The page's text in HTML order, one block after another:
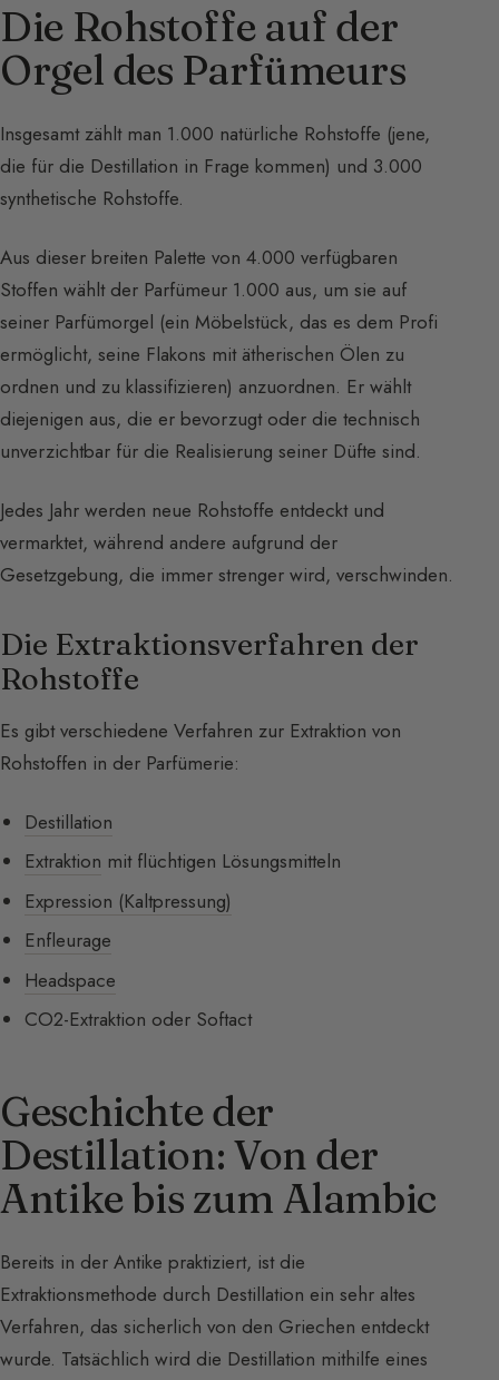
Die Rohstoffe auf der
Orgel des Parfümeurs
Insgesamt zählt man 1.000 natürliche Rohstoffe (jene,
die für die Destillation in Frage kommen) und 3.000
synthetische Rohstoffe.
Aus dieser breiten Palette von 4.000 verfügbaren
Stoffen wählt der Parfümeur 1.000 aus, um sie auf
seiner Parfümorgel (ein Möbelstück, das es dem Profi
ermöglicht, seine Flakons mit ätherischen Ölen zu
ordnen und zu klassifizieren) anzuordnen. Er wählt
diejenigen aus, die er bevorzugt oder die technisch
unverzichtbar für die Realisierung seiner Düfte sind.
Jedes Jahr werden neue Rohstoffe entdeckt und
vermarktet, während andere aufgrund der
Gesetzgebung, die immer strenger wird, verschwinden.
Die Extraktionsverfahren der
Rohstoffe
Es gibt verschiedene Verfahren zur Extraktion von
Rohstoffen in der Parfümerie:
Destillation
Extraktion mit flüchtigen Lösungsmitteln
Expression (Kaltpressung)
Enfleurage
Headspace
CO2-Extraktion oder Softact
Geschichte der
Destillation: Von der
Antike bis zum Alambic
Bereits in der Antike praktiziert, ist die
Extraktionsmethode durch Destillation ein sehr altes
Verfahren, das sicherlich von den Griechen entdeckt
wurde. Tatsächlich wird die Destillation mithilfe eines